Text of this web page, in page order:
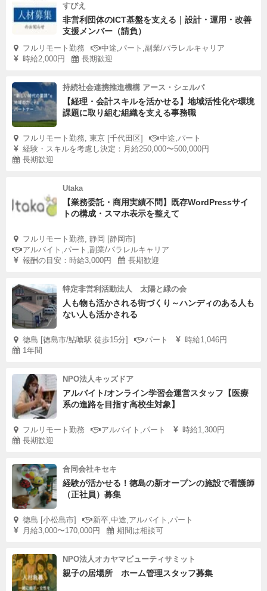
すびえ
非営利団体のICT基盤を支える｜設計・運用・改善
支援メンバー（請負）
フルリモート勤務
中途,パート,副業/パラレルキャリア
時給2,000円
長期歓迎
持続社会連携推進機構 アース・シェルパ
【経理・会計スキルを活かせる】地域活性化や環境
課題に取り組む組織を支える事務職
フルリモート勤務, 東京 [千代田区]
中途,パート
経験・スキルを考慮し決定：月給250,000〜500,000円
長期歓迎
Utaka
【業務委託・商用実績不問】既存WordPressサイ
トの構成・スマホ表示を整えて
フルリモート勤務, 静岡 [静岡市]
アルバイト,パート,副業/パラレルキャリア
報酬の目安：時給3,000円
長期歓迎
特定非営利活動法人 太陽と緑の会
人も物も活かされる街づくり～ハンディのある人も
ない人も活かされる
徳島 [徳島市/鮎喰駅 徒歩15分] パート
時給1,046円
1年間
NPO法人キッズドア
アルバイト/オンライン学習会運営スタッフ【医療
系の進路を目指す高校生対象】
フルリモート勤務 アルバイト,パート
時給1,300円
長期歓迎
合同会社キセキ
経験が活かせる！徳島の新オープンの施設で看護師
（正社員）募集
徳島 [小松島市]
新卒,中途,アルバイト,パート
月給3,000〜170,000円
期間は相談可
NPO法人オカヤマビューティサミット
親子の居場所 ホーム管理スタッフ募集